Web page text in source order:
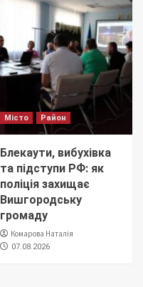
Місто Район
Блекаути, вибухівка
та підступи РФ: як
поліція захищає
Вишгородську
громаду
Комарова Наталія
07.08.2026